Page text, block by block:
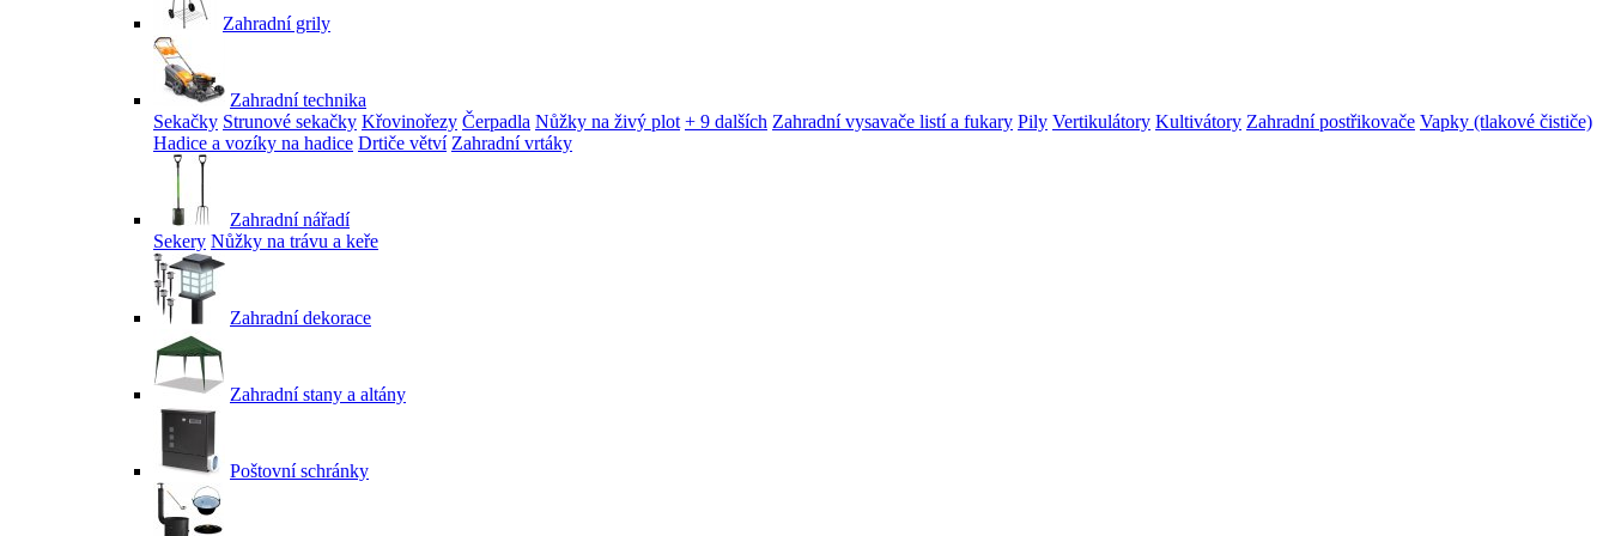
Zahradní grily
Zahradní technika
Sekačky Strunové sekačky Křovinořezy Čerpadla Nůžky na živý plot + 9 dalších Zahradní vysavače listí a fukary Pily Vertikulátory Kultivátory Zahradní postřikovače Vapky (tlakové čističe)
Hadice a vozíky na hadice Drtiče větví Zahradní vrtáky
Zahradní nářadí
Sekery Nůžky na trávu a keře
Zahradní dekorace
Zahradní stany a altány
Poštovní schránky